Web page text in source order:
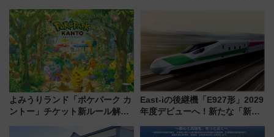
よみうりランド「ポケパーク カ
ントー」チケット新ルール解
本人確認が11月スタート
East-iの後継機「E927形」2029
年度デビューへ！新たな「新幹
説【JR東日本】